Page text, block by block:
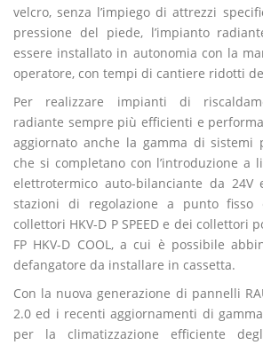
velcro, senza l’impiego di attrezzi
pressione del piede, l’impianto
essere installato in autonomia con la
operatore, con tempi di cantiere ridotti
Per realizzare impianti di
radiante sempre più efficienti e
aggiornato anche la gamma di sistemi
che si completano con l’introduzione a
elettrotermico auto-bilanciante da 24V
stazioni di regolazione a punto
collettori HKV-D P SPEED e dei collettori
FP HKV-D COOL, a cui è possibile
defangatore da installare in cassetta.
Con la nuova generazione di pannelli
2.0 ed i recenti aggiornamenti di
per la climatizzazione efficiente